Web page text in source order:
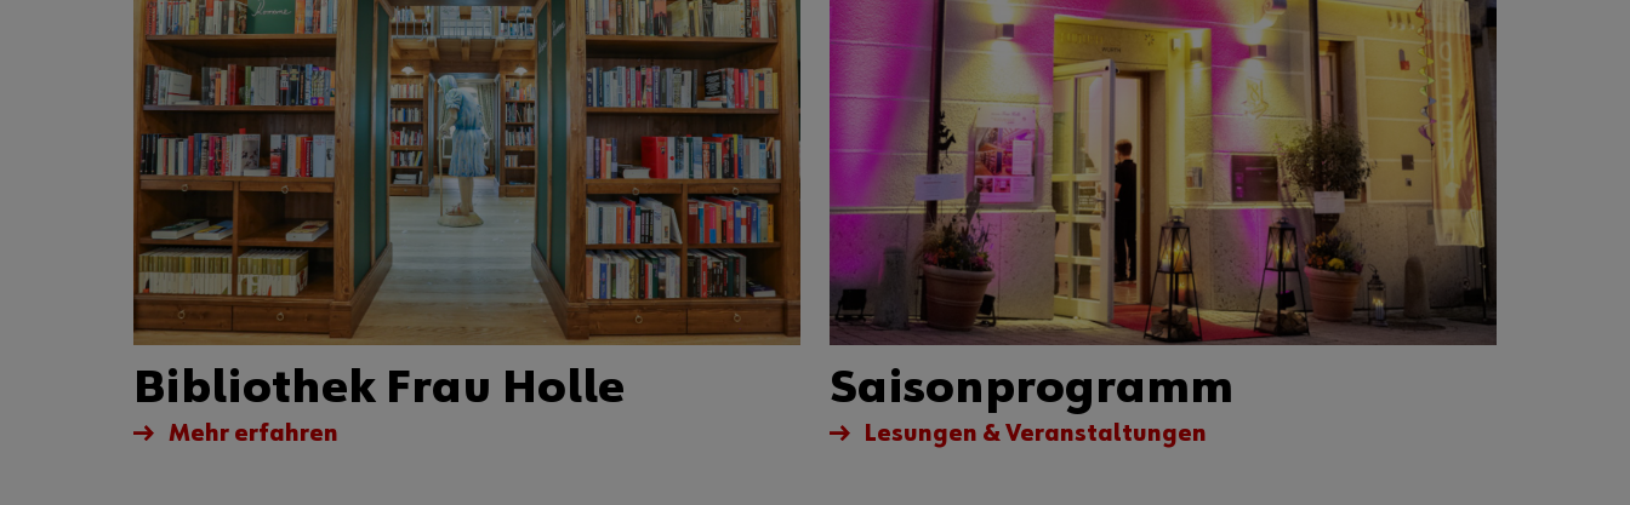
Bibliothek Frau Holle
Mehr erfahren
Saisonprogramm
Lesungen & Veranstaltungen